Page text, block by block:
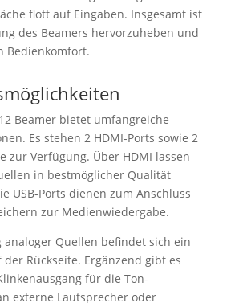
flott auf Eingaben. Insgesamt ist
des Beamers hervorzuheben und
Bedienkomfort.
Beamer bietet umfangreiche
Es stehen 2 HDMI-Ports sowie 2
zur Verfügung. Über HDMI lassen
in bestmöglicher Qualität
USB-Ports dienen zum Anschluss
zur Medienwiedergabe.
Quellen befindet sich ein
der Rückseite. Ergänzend gibt es
für die Ton-
externe Lautsprecher oder